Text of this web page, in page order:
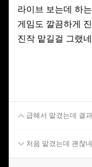
라이브 보는데 하
게임도 깔끔하게
진작 맡길걸 그랬
급해서 맡겼는데 결
처음 맡겼는데 괜찮